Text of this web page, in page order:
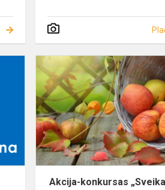
Akcija-konkursas